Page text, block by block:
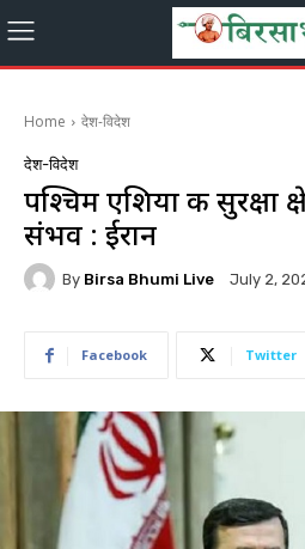
Home देश-विदेश
देश-विदेश
पश्चिम एशिया की सुरक्षा
संभव : ईरान
By Birsa Bhumi Live July 2,
Facebook Twitter